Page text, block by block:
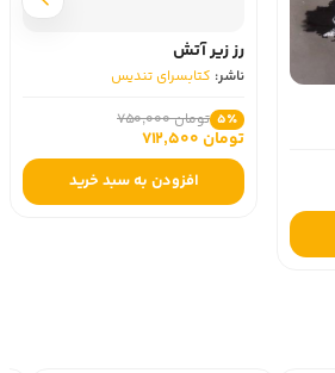
رز زیر آتش
ناشر: کتابسرای تندیس
5٪ تومان 750,000
تومان 712,500
افزودن به سبد خرید